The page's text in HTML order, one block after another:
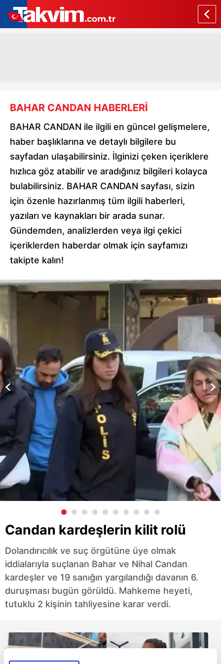
BAHAR CANDAN HABERLERİ
BAHAR CANDAN ile ilgili en güncel gelişmelere,
haber başlıklarına ve detaylı bilgilere bu
sayfadan ulaşabilirsiniz. İlginizi çeken içeriklere
hızlıca göz atabilir ve aradığınız bilgileri kolayca
bulabilirsiniz. BAHAR CANDAN sayfası, sizin
için özenle hazırlanmış tüm ilgili haberleri,
yazıları ve kaynakları bir arada sunar.
Gündemden, analizlerden veya ilgi çekici
içeriklerden haberdar olmak için sayfamızı
takipte kalın!
Candan kardeşlerin kilit rolü
Dolandırıcılık ve suç örgütüne üye olmak
iddialarıyla suçlanan Bahar ve Nihal Candan
kardeşler ve 19 sanığın yargılandığı davanın 6.
duruşması bugün görüldü. Mahkeme heyeti,
tutuklu 2 kişinin tahliyesine karar verdi.